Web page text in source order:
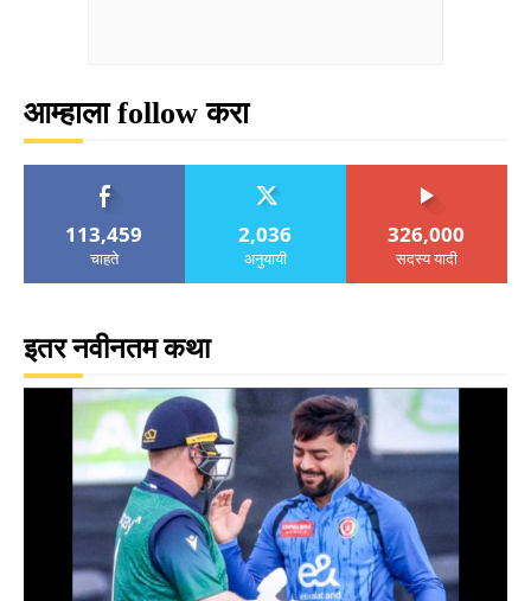
आम्हाला follow करा
113,459
चाहते
2,036
अनुयायी
326,000
सदस्य यादी
इतर नवीनतम कथा